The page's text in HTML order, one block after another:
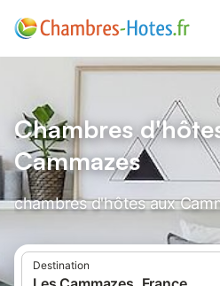
Chambres
Cammazes
chambres d'hôtes aux
Destination